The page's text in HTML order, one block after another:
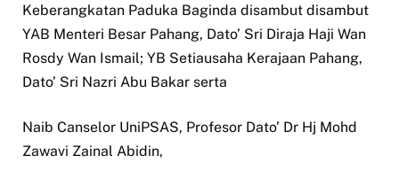
Keberangkatan Paduka Baginda disambut disambut
YAB Menteri Besar Pahang, Dato’ Sri Diraja Haji Wan
Rosdy Wan Ismail; YB Setiausaha Kerajaan Pahang,
Dato’ Sri Nazri Abu Bakar serta
Naib Canselor UniPSAS, Profesor Dato’ Dr Hj Mohd
Zawavi Zainal Abidin,